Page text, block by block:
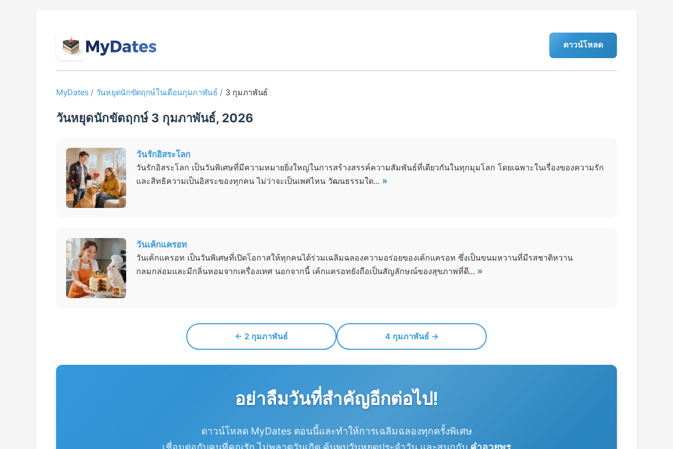
ดาวน์โหลด
MyDates/ วันหยุดนักขัตฤกษ์ในเดือนกุมภาพันธ์ / 3 กุมภาพันธ์
วันหยุดนักขัตฤกษ์ 3 กุมภาพันธ์, 2026
วันรักอิสระโลก
วันรักอิสระโลก เป็นวันพิเศษที่มีความหมายยิ่งใหญ่ในการสร้างสรรค์ความสัมพันธ์ที่เดียวกันในทุกมุมโลก โดยเฉพาะในเรื่องของความรัก
และสิทธิความเป็นอิสระของทุกคน ไม่ว่าจะเป็นเพศไหน วัฒนธรรมใด... »
วันเค้กแครอท
วันเค้กแครอท เป็นวันพิเศษที่เปิดโอกาสให้ทุกคนได้ร่วมเฉลิมฉลองความอร่อยของเค้กแครอท ซึ่งเป็นขนมหวานที่มีรสชาติหวาน
กลมกล่อมและมีกลิ่นหอมจากเครื่องเทศ นอกจากนี้ เค้กแครอทยังถือเป็นสัญลักษณ์ของสุขภาพที่ดี... »
← 2 กุมภาพันธ์ 4 กุมภาพันธ์ →
อย่าลืมวันที่สำคัญอีกต่อไป!
ดาวน์โหลด MyDates ตอนนี้และทำให้การเฉลิมฉลองทุกครั้งพิเศษ